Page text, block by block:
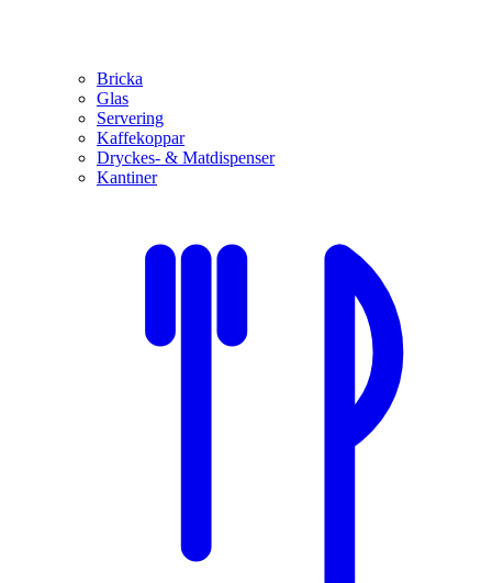
Bricka
Glas
Servering
Kaffekoppar
Dryckes- & Matdispenser
Kantiner